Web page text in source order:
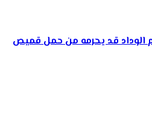
الوداد قد يحرمه من حمل قميص